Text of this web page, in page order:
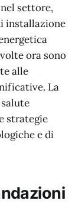
settore,
installazione
ora sono
alle
La
strategie
e di